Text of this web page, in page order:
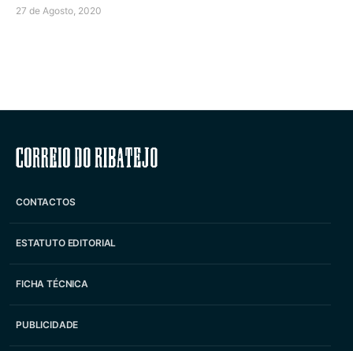
27 de Agosto, 2020
Correio do Ribatejo
CONTACTOS
ESTATUTO EDITORIAL
FICHA TÉCNICA
PUBLICIDADE